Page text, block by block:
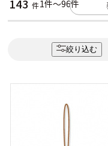
143 件1件～96件
絞り込む